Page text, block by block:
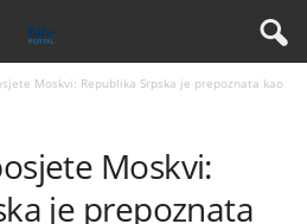
Moskvi: Republika Srpska je prepoznata kao
Moskvi:
je prepoznata